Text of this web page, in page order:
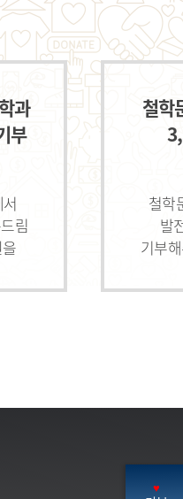
과
부
림
철학
철학
발
기부
♥